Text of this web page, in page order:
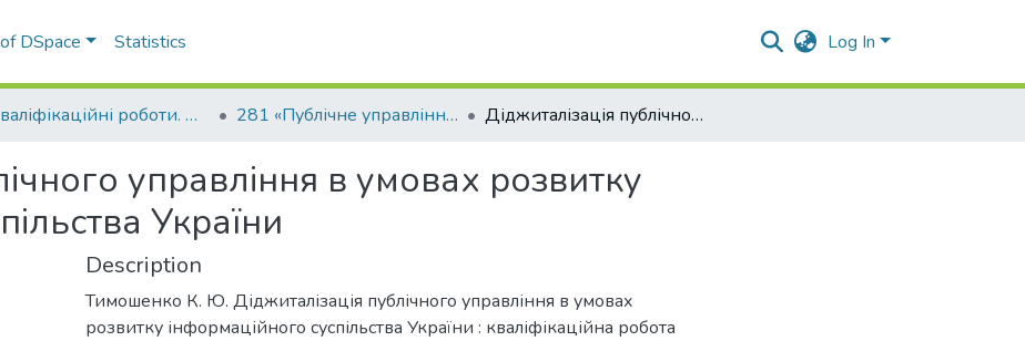
DSpace Statistics Log In
Кваліфікаційні роботи. ННІ економіки, управління, права та ІТ 281 «Публічне управління та адміністрування » - Бакалаври 2023-2024 Діджиталізація публічного управління в умовах розвитку інформаційного суспільства України
управління в умовах розвитку
України
Description
Тимошенко К. Ю. Діджиталізація публічного управління в умовах
розвитку інформаційного суспільства України : кваліфікаційна робота